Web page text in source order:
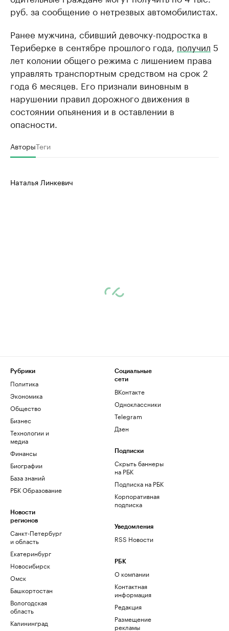
руб. за сообщение о нетрезвых автомобилистах.
Ранее мужчина, сбивший девочку-подростка в
Териберке в сентябре прошлого года, получил 5
лет колонии общего режима с лишением права
управлять транспортным средством на срок 2
года 6 месяцев. Его признали виновным в
нарушении правил дорожного движения в
состоянии опьянения и в оставлении в
опасности.
АвторыТеги
Наталья Линкевич
Рубрики
Политика
Экономика
Общество
Бизнес
Технологии и
медиа
Финансы
Биографии
База знаний
РБК Образование
Новости
регионов
Санкт-Петербург
и область
Екатеринбург
Новосибирск
Омск
Башкортостан
Вологодская
область
Калининград
Социальные
сети
ВКонтакте
Одноклассники
Telegram
Дзен
Подписки
Скрыть баннеры
на РБК
Подписка на РБК
Корпоративная
подписка
Уведомления
RSS Новости
РБК
О компании
Контактная
информация
Редакция
Размещение
рекламы